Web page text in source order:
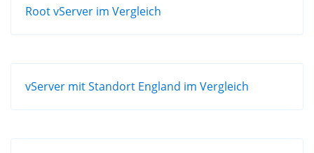
Root vServer im Vergleich
vServer mit Standort England im Vergleich